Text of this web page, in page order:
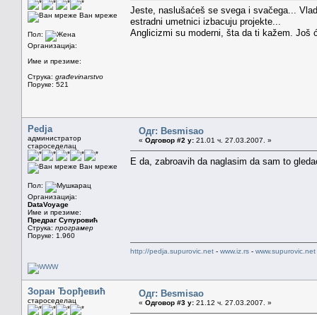
Ван мреже
Пол:
Организација:
Име и презиме:
Струка: građevinarstvo
Поруке: 521
Jeste, naslušaćeš se svega i svačega...
estradni umetnici izbacuju projekte...
Anglicizmi su moderni, šta da ti kažem. Još
Pedja
администратор
староседелац
Ван мреже
Пол:
Организација:
DataVoyage
Име и презиме:
Предраг Супуровић
Струка: програмер
Поруке: 1.960
Одг: Besmisao
« Одговор #2 у: 21.01 ч. 27.03.2007. »
E da, zabroavih da naglasim da sam to
http://pedja.supurovic.net - www.iz.rs - www.supurovic.net
Зоран Ђорђевић
староседелац
Одг: Besmisao
« Одговор #3 у: 21.12 ч. 27.03.2007. »